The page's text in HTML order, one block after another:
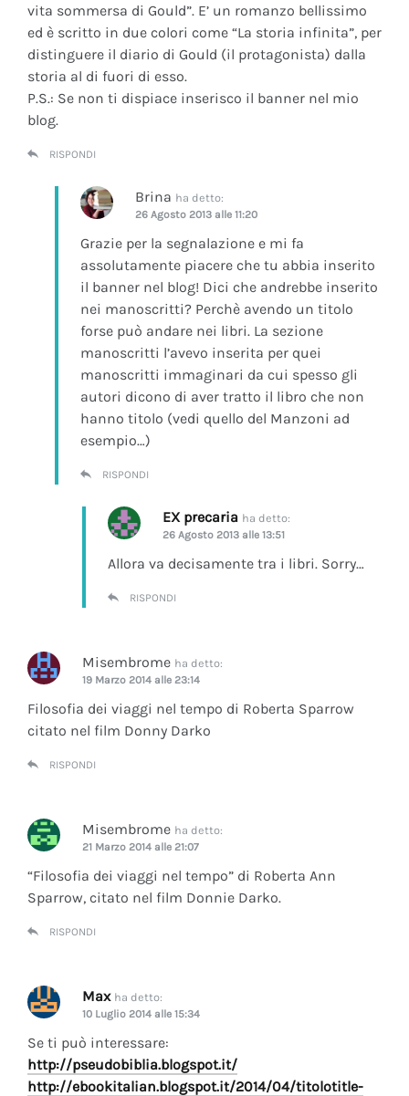
vita sommersa di Gould”. E’ un romanzo bellissimo
ed è scritto in due colori come “La storia infinita”, per
distinguere il diario di Gould (il protagonista) dalla
storia al di fuori di esso.
P.S.: Se non ti dispiace inserisco il banner nel mio
blog.
RISPONDI
Brina ha detto:
26 Agosto 2013 alle 11:20
Grazie per la segnalazione e mi fa
assolutamente piacere che tu abbia inserito
il banner nel blog! Dici che andrebbe inserito
nei manoscritti? Perchè avendo un titolo
forse può andare nei libri. La sezione
manoscritti l’avevo inserita per quei
manoscritti immaginari da cui spesso gli
autori dicono di aver tratto il libro che non
hanno titolo (vedi quello del Manzoni ad
esempio…)
RISPONDI
EX precaria ha detto:
26 Agosto 2013 alle 13:51
Allora va decisamente tra i libri. Sorry…
RISPONDI
Misembrome ha detto:
19 Marzo 2014 alle 23:14
Filosofia dei viaggi nel tempo di Roberta Sparrow
citato nel film Donny Darko
RISPONDI
Misembrome ha detto:
21 Marzo 2014 alle 21:07
“Filosofia dei viaggi nel tempo” di Roberta Ann
Sparrow, citato nel film Donnie Darko.
RISPONDI
Max ha detto:
10 Luglio 2014 alle 15:34
Se ti può interessare:
http://pseudobiblia.blogspot.it/
http://ebookitalian.blogspot.it/2014/04/titolotitle-